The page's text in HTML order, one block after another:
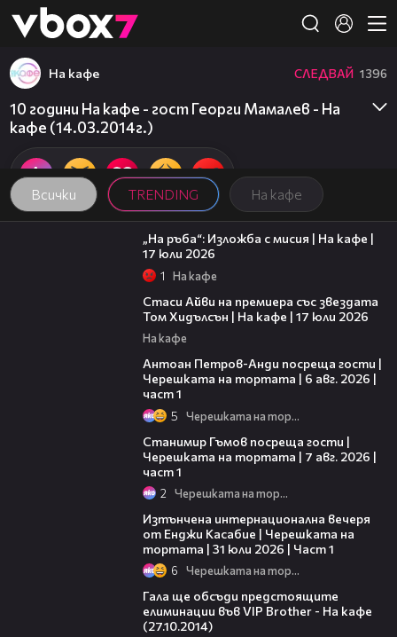
👾
Всички TRENDING На кафе
На кафе СЛЕДВАЙ 1396
10 години На кафе - гост Георги Мамалев - На
кафе (14.03.2014г.)
09:09
„На ръба“: Изложба с мисия | На кафе |
17 юли 2026
1 На кафе
Стаси Айви на премиера със звездата
Том Хидълсън | На кафе | 17 юли 2026
На кафе
Антоан Петров-Анди посреща гости |
Черешката на тортата | 6 авг. 2026 |
част 1
5 Черешката на тортата
Станимир Гъмов посреща гости |
Черешката на тортата | 7 авг. 2026 |
част 1
2 Черешката на тортата
Изтънчена интернационална вечеря
от Енджи Касабие | Черешката на
тортата | 31 юли 2026 | Част 1
6 Черешката на тортата
Гала ще обсъди предстоящите
елиминации във VIP Brother - На кафе
(27.10.2014)